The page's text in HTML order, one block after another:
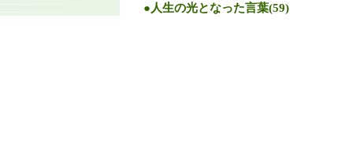
●人生の光となった言葉(59)